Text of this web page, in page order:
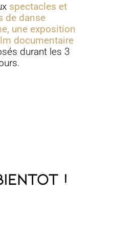
spectacles et
de danse
une exposition
documentaire
durant les 3
!